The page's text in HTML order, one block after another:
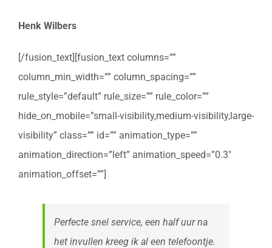
Henk Wilbers
[/fusion_text][fusion_text columns=””
column_min_width=”” column_spacing=””
rule_style=”default” rule_size=”” rule_color=””
hide_on_mobile=”small-visibility,medium-visibility,large-
visibility” class=”” id=”” animation_type=””
animation_direction=”left” animation_speed=”0.3″
animation_offset=””]
Perfecte snel service, een half uur na
het invullen kreeg ik al een telefoontje.